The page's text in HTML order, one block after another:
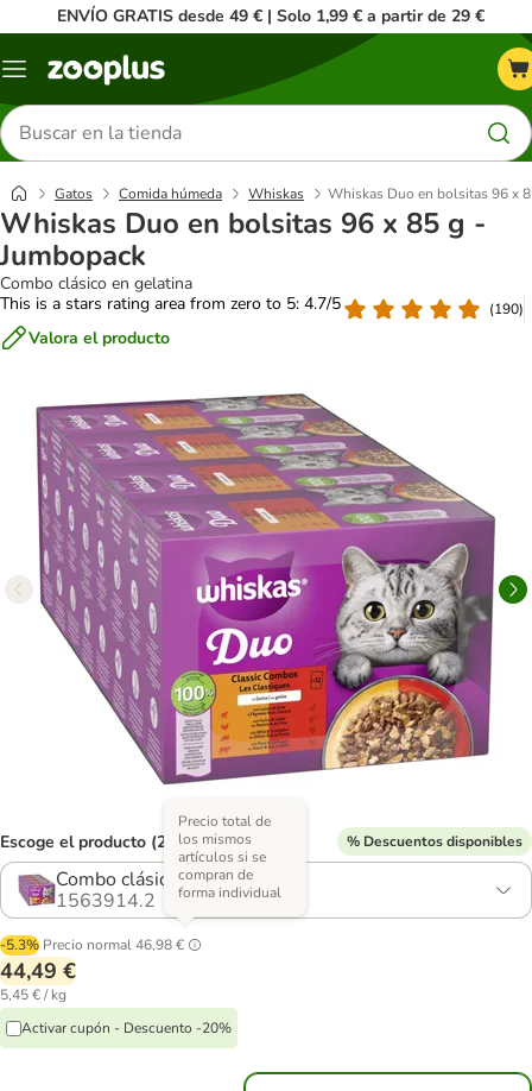
ENVÍO GRATIS desde 49 € | Solo 1,99 € a partir de 29 €
Menú
Buscar
productos
Gatos Comida húmeda Whiskas Whiskas Duo en bolsitas 96 x
Whiskas Duo en bolsitas 96 x 85 g -
Jumbopack
Combo clásico en gelatina
This is a stars rating area from zero to 5: 4.7/5
(190)
Valora el producto
Escoge el producto (2 opciones) % Descuentos disponibles
Combo clásico en gelatina
1563914.2
-5.3% Precio normal46,98 €
Precio total de
los mismos
artículos si se
compran de
forma individual
44,49 €
5,45 € / kg
Activar cupón - Descuento -20%